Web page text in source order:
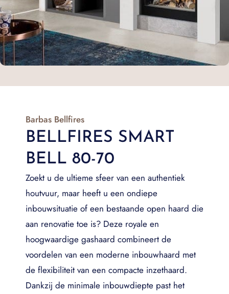
Barbas Bellfires
BELLFIRES SMART
BELL 80-70
Zoekt u de ultieme sfeer van een authentiek
houtvuur, maar heeft u een ondiepe
inbouwsituatie of een bestaande open haard die
aan renovatie toe is? Deze royale en
hoogwaardige gashaard combineert de
voordelen van een moderne inbouwhaard met
de flexibiliteit van een compacte inzethaard.
Dankzij de minimale inbouwdiepte past het